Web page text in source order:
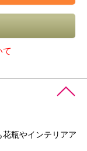
て
瓶やインテリアア